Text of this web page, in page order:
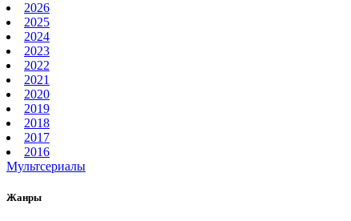
2026
2025
2024
2023
2022
2021
2020
2019
2018
2017
2016
Мультсериалы
Жанры